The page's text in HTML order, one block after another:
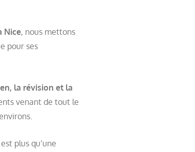
Nice, nous mettons
pour ses
la révision et la
venant de tout le
plus qu’une